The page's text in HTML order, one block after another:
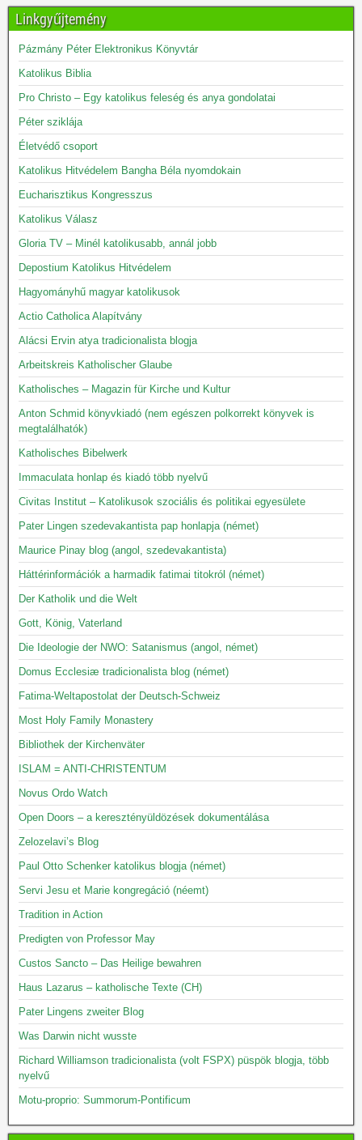
Linkgyűjtemény
Pázmány Péter Elektronikus Könyvtár
Katolikus Biblia
Pro Christo – Egy katolikus feleség és anya gondolatai
Péter sziklája
Életvédő csoport
Katolikus Hitvédelem Bangha Béla nyomdokain
Eucharisztikus Kongresszus
Katolikus Válasz
Gloria TV – Minél katolikusabb, annál jobb
Depostium Katolikus Hitvédelem
Hagyományhű magyar katolikusok
Actio Catholica Alapítvány
Alácsi Ervin atya tradicionalista blogja
Arbeitskreis Katholischer Glaube
Katholisches – Magazin für Kirche und Kultur
Anton Schmid könyvkiadó (nem egészen polkorrekt könyvek is
megtalálhatók)
Katholisches Bibelwerk
Immaculata honlap és kiadó több nyelvű
Civitas Institut – Katolikusok szociális és politikai egyesülete
Pater Lingen szedevakantista pap honlapja (német)
Maurice Pinay blog (angol, szedevakantista)
Háttérinformációk a harmadik fatimai titokról (német)
Der Katholik und die Welt
Gott, König, Vaterland
Die Ideologie der NWO: Satanismus (angol, német)
Domus Ecclesiæ tradicionalista blog (német)
Fatima-Weltapostolat der Deutsch-Schweiz
Most Holy Family Monastery
Bibliothek der Kirchenväter
ISLAM = ANTI-CHRISTENTUM
Novus Ordo Watch
Open Doors – a keresztényüldözések dokumentálása
Zelozelavi’s Blog
Paul Otto Schenker katolikus blogja (német)
Servi Jesu et Marie kongregáció (néemt)
Tradition in Action
Predigten von Professor May
Custos Sancto – Das Heilige bewahren
Haus Lazarus – katholische Texte (CH)
Pater Lingens zweiter Blog
Was Darwin nicht wusste
Richard Williamson tradicionalista (volt FSPX) püspök blogja, több
nyelvű
Motu-proprio: Summorum-Pontificum